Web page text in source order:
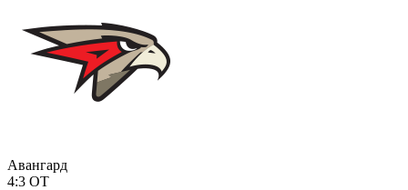
Авангард
4:3 ОТ